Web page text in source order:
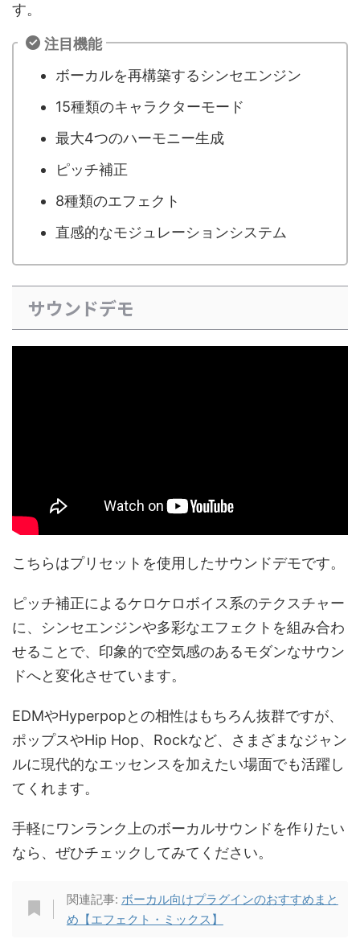
す。
注目機能
ボーカルを再構築するシンセエンジン
15種類のキャラクターモード
最大4つのハーモニー生成
ピッチ補正
8種類のエフェクト
直感的なモジュレーションシステム
サウンドデモ
こちらはプリセットを使用したサウンドデモです。
ピッチ補正によるケロケロボイス系のテクスチャー
に、シンセエンジンや多彩なエフェクトを組み合わ
せることで、印象的で空気感のあるモダンなサウン
ドへと変化させています。
EDMやHyperpopとの相性はもちろん抜群ですが、
ポップスやHip Hop、Rockなど、さまざまなジャン
ルに現代的なエッセンスを加えたい場面でも活躍し
てくれます。
手軽にワンランク上のボーカルサウンドを作りたい
なら、ぜひチェックしてみてください。
関連記事: ボーカル向けプラグインのおすすめまと
め【エフェクト・ミックス】